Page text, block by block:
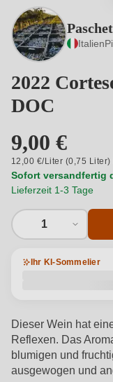
Italien
2022
DOC
9,00 €
12,00 €/Liter (0,75
Sofort versandfertig
Lieferzeit 1-3 Tage
1
Ihr KI-Sommelier
Dieser Wein hat
Reflexen. Das
blumigen und
ausgewogen und